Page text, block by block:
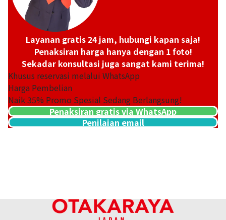
Platinum (Pt900) earrings
Layanan gratis 24 jam, hubungi kapan saja!
Penaksiran harga hanya dengan 1 foto!
Sekadar konsultasi juga sangat kami terima!
Khusus reservasi melalui WhatsApp
Harga Pembelian
Naik35% Promo Spesial Sedang Berlangsung!
Penaksiran gratis via WhatsApp
Penilaian email